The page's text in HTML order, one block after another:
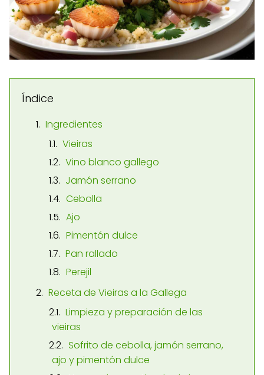
Índice
Ingredientes
Vieiras
Vino blanco gallego
Jamón serrano
Cebolla
Ajo
Pimentón dulce
Pan rallado
Perejil
Receta de Vieiras a la Gallega
Limpieza y preparación de las
vieiras
Sofrito de cebolla, jamón serrano,
ajo y pimentón dulce